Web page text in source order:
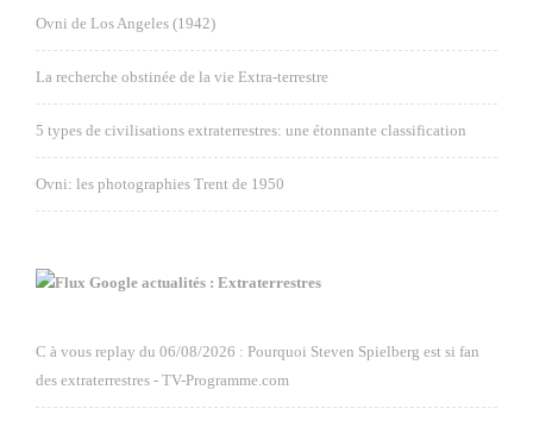
Ovni de Los Angeles (1942)
La recherche obstinée de la vie Extra-terrestre
5 types de civilisations extraterrestres: une étonnante classification
Ovni: les photographies Trent de 1950
Google actualités : Extraterrestres
C à vous replay du 06/08/2026 : Pourquoi Steven Spielberg est si fan
des extraterrestres - TV-Programme.com